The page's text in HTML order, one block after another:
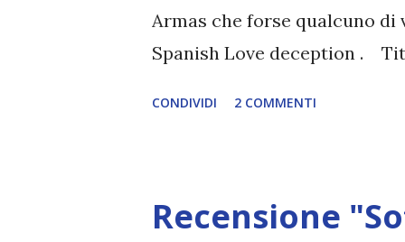
DI ROSHANI ...
Armas che forse qualcuno
Spanish Love deception .
pasticcio di proporzioni
CONDIVIDI 2 COMMENTI
Recensione